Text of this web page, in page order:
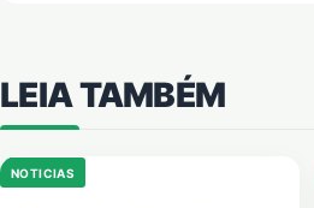
LEIA TAMBÉM
NOTICIAS